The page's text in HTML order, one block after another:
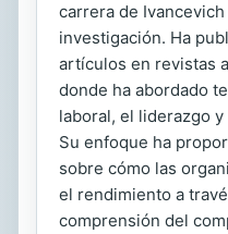
carrera de
investigación. Ha
artículos en revistas
donde ha abordado
laboral, el liderazgo
Su enfoque ha
sobre cómo las
el rendimiento a
comprensión del